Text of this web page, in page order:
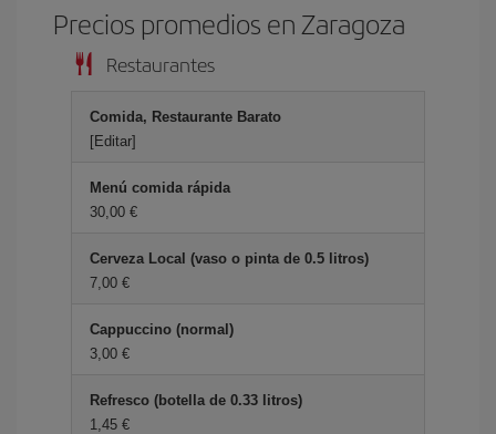
Precios promedios en Zaragoza
Restaurantes
Comida, Restaurante Barato
[Editar]
Menú comida rápida
30,00
Cerveza Local (vaso o pinta de 0.5 litros)
7,00
Cappuccino (normal)
3,00
Refresco (botella de 0.33 litros)
1,45